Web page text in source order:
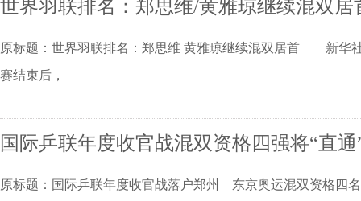
世界羽联排名：郑思维/黄雅琼继续混双居
原标题：世界羽联排名：郑思维 黄雅琼继续混双居首 新华
赛结束后，
国际乒联年度收官战混双资格四强将“直
原标题：国际乒联年度收官战落户郑州 东京奥运混双资格四